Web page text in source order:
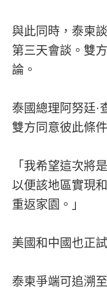
與此同時，泰柬
第三天會談。雙
論。
泰國總理阿努廷·
雙方同意彼此條
「我希望這次將
以便該地區實現
重返家園。」
美國和中國也正
泰柬爭端可追溯